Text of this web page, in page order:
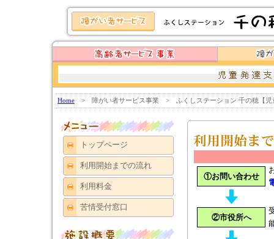
Home > 障がい者サービス事業 > ふくしステーション 千の穂【児
トップページ
利用開始までの流れ
利用料金
苦情受付窓口
①お問い合わせ
②市役所へ